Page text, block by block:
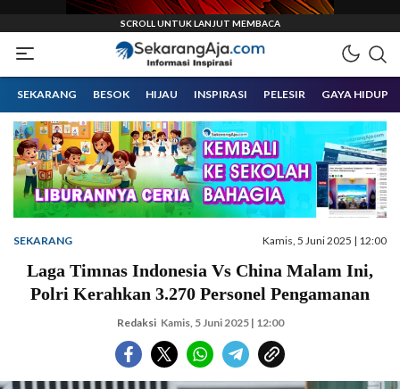
Sekarangaja
Informasi Inspirasi Malang Raya
SEKARANG BESOK HIJAU INSPIRASI PELESIR GAYA HIDUP
SEKARANG Kamis, 5 Juni 2025 | 12:00
Laga Timnas Indonesia Vs China Malam Ini,
Polri Kerahkan 3.270 Personel Pengamanan
Redaksi Kamis, 5 Juni 2025 | 12:00